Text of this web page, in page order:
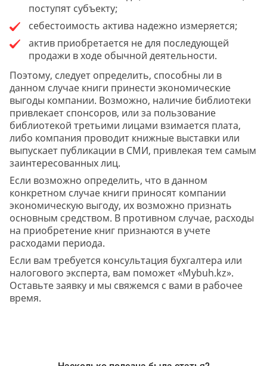
поступят субъекту;
себестоимость актива надежно измеряется;
актив приобретается не для последующей
продажи в ходе обычной деятельности.
Поэтому, следует определить, способны ли в
данном случае книги принести экономические
выгоды компании. Возможно, наличие библиотеки
привлекает спонсоров, или за пользование
библиотекой третьими лицами взимается плата,
либо компания проводит книжные выставки или
выпускает публикации в СМИ, привлекая тем самым
заинтересованных лиц.
Если возможно определить, что в данном
конкретном случае книги приносят компании
экономическую выгоду, их возможно признать
основным средством. В противном случае, расходы
на приобретение книг признаются в учете
расходами периода.
Если вам требуется консультация бухгалтера или
налогового эксперта, вам поможет «Mybuh.kz».
Оставьте заявку и мы свяжемся с вами в рабочее
время.